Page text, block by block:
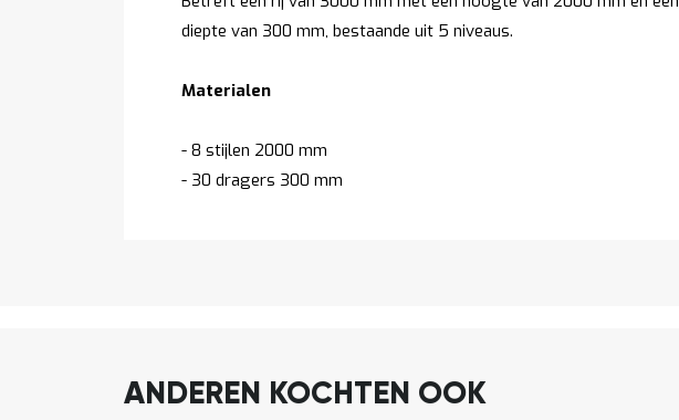
diepte van 300 mm, bestaande uit 5 niveaus.
Materialen
- 8 stijlen 2000 mm
- 30 dragers 300 mm
ANDEREN KOCHTEN OOK